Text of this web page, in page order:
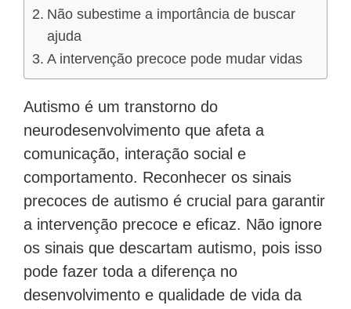
Não subestime a importância de buscar
ajuda
A intervenção precoce pode mudar vidas
Autismo é um transtorno do
neurodesenvolvimento que afeta a
comunicação, interação social e
comportamento. Reconhecer os sinais
precoces de autismo é crucial para garantir
a intervenção precoce e eficaz. Não ignore
os sinais que descartam autismo, pois isso
pode fazer toda a diferença no
desenvolvimento e qualidade de vida da